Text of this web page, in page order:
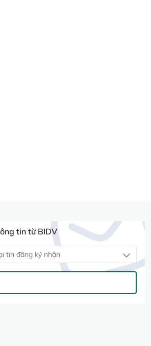
tin từ BIDV
tin đăng ký nhận